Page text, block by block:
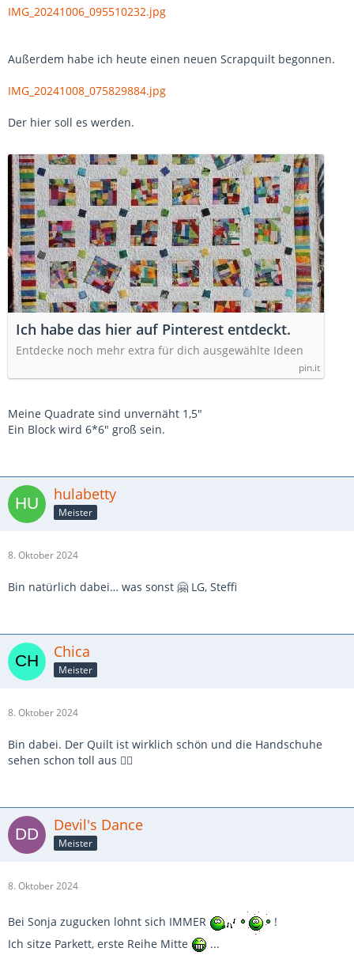
IMG_20241006_095510232.jpg
Außerdem habe ich heute einen neuen Scrapquilt begonnen.
IMG_20241008_075829884.jpg
Der hier soll es werden.
Ich habe das hier auf Pinterest entdeckt.
Entdecke noch mehr extra für dich ausgewählte Ideen
pin.it
Meine Quadrate sind unvernäht 1,5"
Ein Block wird 6*6" groß sein.
hulabetty
Meister
8. Oktober 2024
Bin natürlich dabei… was sonst 🤗 LG, Steffi
Chica
Meister
8. Oktober 2024
Bin dabei. Der Quilt ist wirklich schön und die Handschuhe
sehen schon toll aus 👍🏻
Devil's Dance
Meister
8. Oktober 2024
Bei Sonja zugucken lohnt sich IMMER
!
Ich sitze Parkett, erste Reihe Mitte
...